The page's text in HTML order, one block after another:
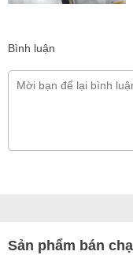
Bình luận
Sản phẩm bán